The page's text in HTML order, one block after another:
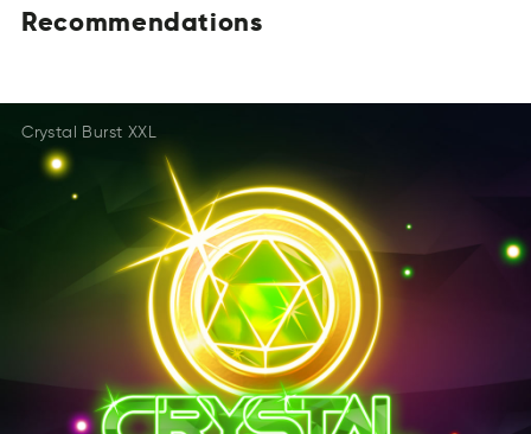
Recommendations
NtidomResoaenmc
Rtnnicmdoamsoee
SmooedtnnimecRa
Crystal Burst XXL